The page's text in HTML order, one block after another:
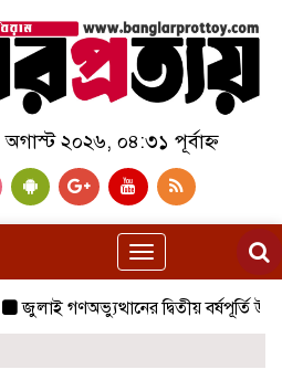
২০২৬, ০৪:৩১ পূর্বাহ্ন
Toggle
navigation
জুলাই গণঅভ্যুত্থানের দ্বিতীয় বর্ষপূর্তি